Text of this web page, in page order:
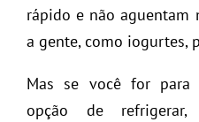
rápido e não
a gente, como iogurtes,
Mas se você for
opção de